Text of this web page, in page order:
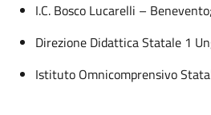
I.C. Bosco Lucarelli – Benevento;
Direzione Didattica Statale 1
Istituto Omnicomprensivo